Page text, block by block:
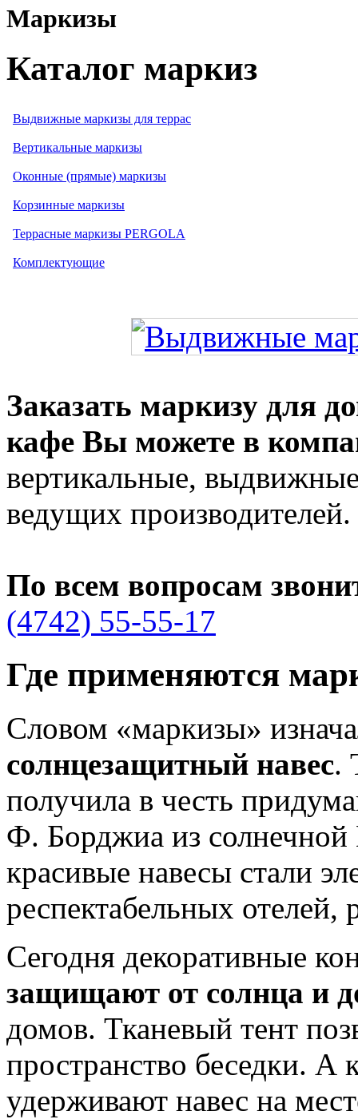
Маркизы
Каталог маркиз
Выдвижные маркизы для террас
Вертикальные маркизы
Оконные (прямые) маркизы
Корзинные маркизы
Террасные маркизы PERGOLA
Комплектующие
Заказать маркизу для
кафе Вы можете в
вертикальные,
ведущих производителей.
По всем вопросам
(4742) 55-55-17
Где применяются
Словом «маркизы»
солнцезащитный навес.
получила в честь
Ф. Борджиа из
красивые навесы стали
респектабельных отелей,
Сегодня декоративные
защищают от солнца и
домов. Тканевый тент
пространство беседки.
удерживают навес на